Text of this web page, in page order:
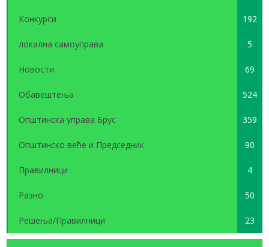
Конкурси 192
локална самоуправа 5
Новости 69
Обавештења 524
Општинска управа Брус 359
Општинско веће и Председник 90
Правилници 4
Разно 50
Решења/Правилници 23